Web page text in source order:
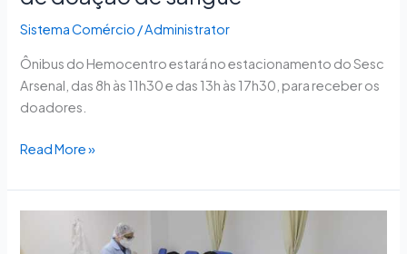
Sistema Comércio /Administrator
Ônibus do Hemocentro estará no estacionamento do Sesc
Arsenal, das 8h às 11h30 e das 13h às 17h30, para receber os
doadores.
Read More »
Fecomércio-